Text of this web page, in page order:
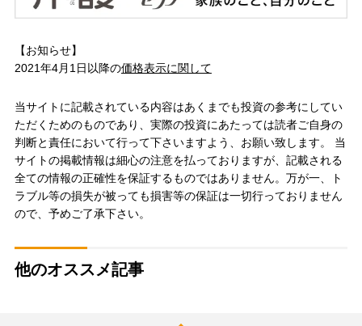
【お知らせ】
2021年4月1日以降の価格表示に関して
当サイトに記載されている内容はあくまでも投資の参考にしてい
ただくためのものであり、実際の投資にあたっては読者ご自身の
判断と責任において行って下さいますよう、お願い致します。 当
サイトの掲載情報は細心の注意を払っておりますが、記載される
全ての情報の正確性を保証するものではありません。万が一、ト
ラブル等の損失が被っても損害等の保証は一切行っておりません
ので、予めご了承下さい。
他のオススメ記事